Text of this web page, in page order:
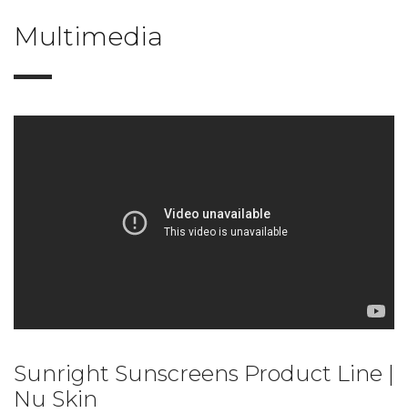
Multimedia
Sunright Sunscreens Product Line |
Nu Skin